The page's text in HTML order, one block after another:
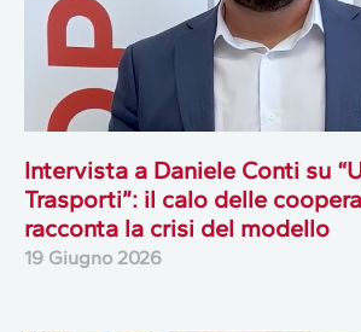
Intervista a Daniele Conti su
Trasporti”: il calo delle
racconta la crisi del modello
19 Giugno 2026